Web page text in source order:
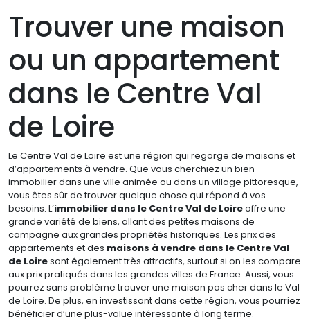
Trouver une maison
ou un appartement
dans le Centre Val
de Loire
Le Centre Val de Loire est une région qui regorge de maisons et
d’appartements à vendre. Que vous cherchiez un bien
immobilier dans une ville animée ou dans un village pittoresque,
vous êtes sûr de trouver quelque chose qui répond à vos
besoins. L’immobilier dans le Centre Val de Loireoffre une
grande variété de biens, allant des petites maisons de
campagne aux grandes propriétés historiques. Les prix des
appartements et des maisons à vendre dans le Centre Val
de Loiresont également très attractifs, surtout si on les compare
aux prix pratiqués dans les grandes villes de France. Aussi, vous
pourrez sans problème trouver une maison pas cher dans le Val
de Loire. De plus, en investissant dans cette région, vous pourriez
bénéficier d’une plus-value intéressante à long terme.